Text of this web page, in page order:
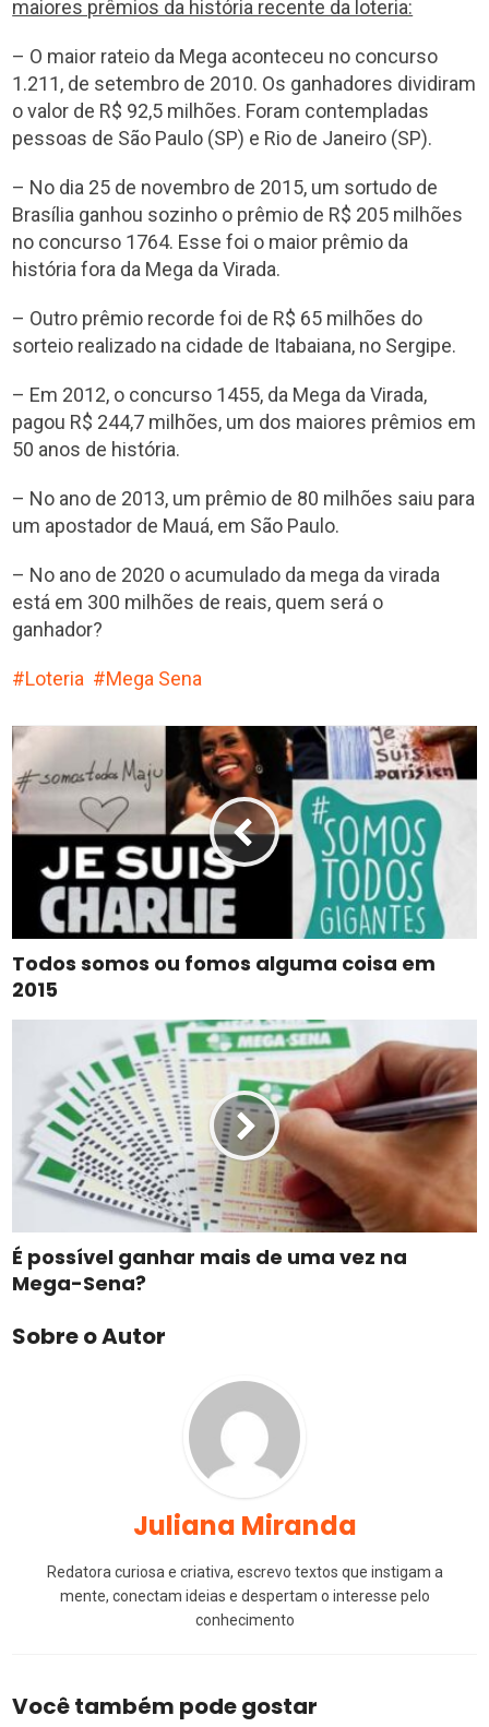
maiores prêmios da história recente da loteria:
– O maior rateio da Mega aconteceu no concurso
1.211, de setembro de 2010. Os ganhadores dividiram
o valor de R$ 92,5 milhões. Foram contempladas
pessoas de São Paulo (SP) e Rio de Janeiro (SP).
– No dia 25 de novembro de 2015, um sortudo de
Brasília ganhou sozinho o prêmio de R$ 205 milhões
no concurso 1764. Esse foi o maior prêmio da
história fora da Mega da Virada.
– Outro prêmio recorde foi de R$ 65 milhões do
sorteio realizado na cidade de Itabaiana, no Sergipe.
– Em 2012, o concurso 1455, da Mega da Virada,
pagou R$ 244,7 milhões, um dos maiores prêmios em
50 anos de história.
– No ano de 2013, um prêmio de 80 milhões saiu para
um apostador de Mauá, em São Paulo.
– No ano de 2020 o acumulado da mega da virada
está em 300 milhões de reais, quem será o
ganhador?
Loteria Mega Sena
Todos somos ou fomos alguma coisa em
2015
É possível ganhar mais de uma vez na
Mega-Sena?
Sobre o Autor
Juliana Miranda
Redatora curiosa e criativa, escrevo textos que instigam a
mente, conectam ideias e despertam o interesse pelo
conhecimento
Você também pode gostar